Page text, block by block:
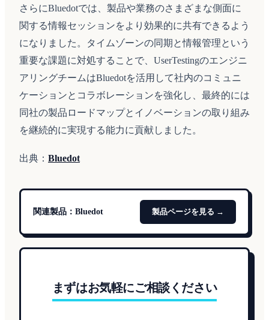
さらにBluedotでは、製品や業務のさまざまな側面に
関する情報セッションをより効果的に共有できるよう
になりました。タイムゾーンの同期と情報管理という
重要な課題に対処することで、UserTestingのエンジニ
アリングチームはBluedotを活用して社内のコミュニ
ケーションとコラボレーションを強化し、最終的には
同社の製品ロードマップとイノベーションの取り組み
を継続的に実現する能力に貢献しました。
出典： Bluedot
関連製品： Bluedot 製品ページを見る →
まずはお気軽にご相談ください